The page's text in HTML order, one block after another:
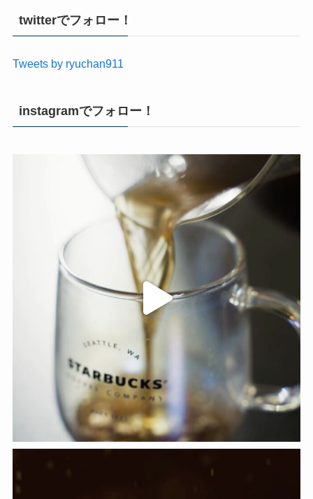
twitterでフォロー！
Tweets by ryuchan911
instagramでフォロー！